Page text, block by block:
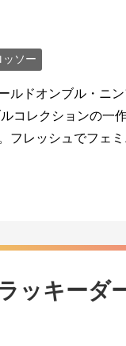
ッソー
ルドオンブル・ニ
コレクションの一
フレッシュでフェ
ッキーダ